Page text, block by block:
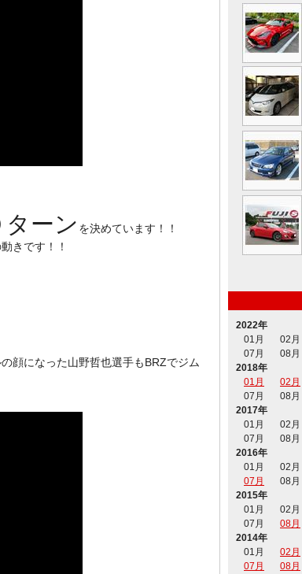
ターン を決めています！！
きです！！
顔になった山野哲也選手もBRZでジム
2022年
01月
02月
07月
08月
2018年
01月
02月
07月
08月
2017年
01月
02月
07月
08月
2016年
01月
02月
07月
08月
2015年
01月
02月
07月
08月
2014年
01月
02月
07月
08月